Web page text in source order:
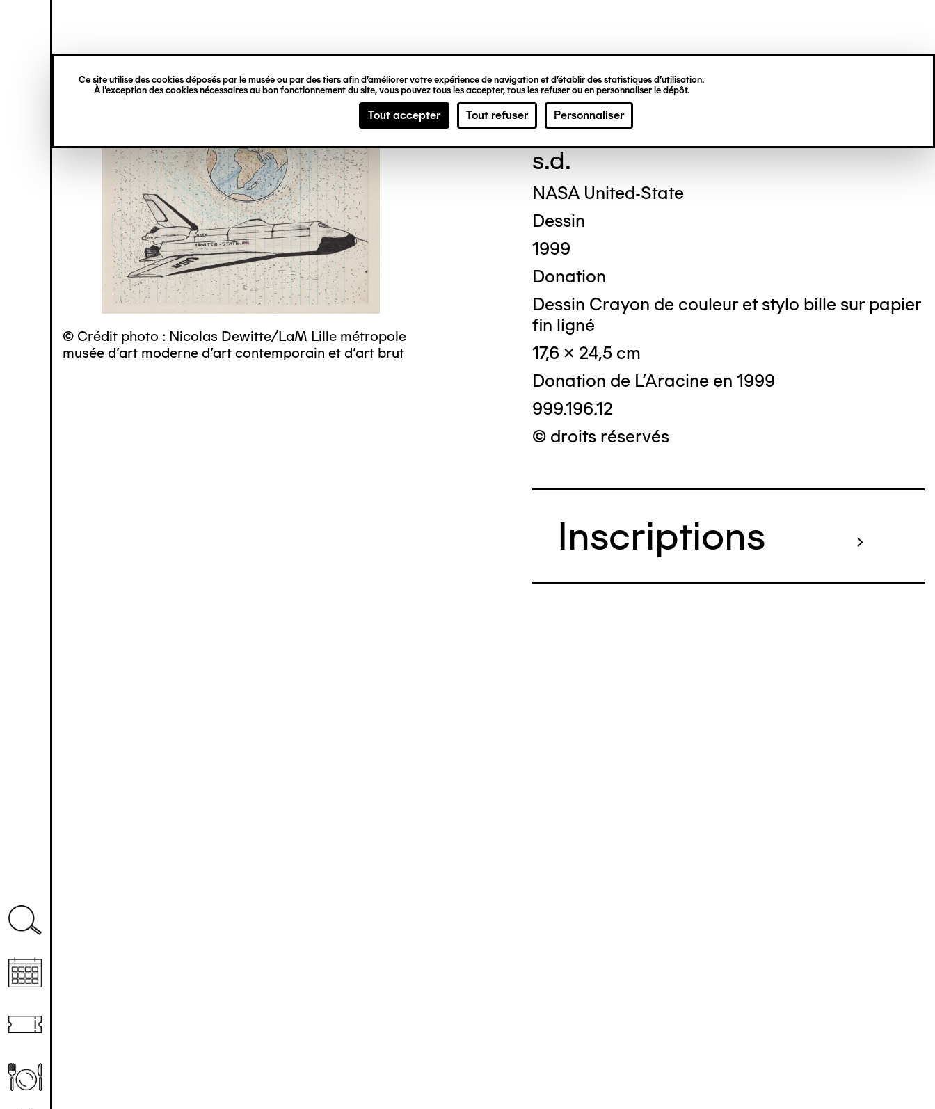
Ce site utilise des cookies déposés par le musée ou par des tiers afin d’améliorer votre expérience de navigation et d’établir des statistiques d’utilisation.
À l’exception des cookies nécessaires au bon fonctionnement du site, vous pouvez tous les accepter, tous les refuser ou en personnaliser le dépôt.
Tout accepter Tout refuser Personnaliser
principal
verticale
© Crédit photo : Nicolas Dewitte/LaM Lille métropole
musée d’art moderne d’art contemporain et d’art brut
Titus MATIYANE
s.d.
NASA United-State
Dessin
1999
Donation
Dessin Crayon de couleur et stylo bille sur papier
fin ligné
17,6 x 24,5 cm
Donation de L'Aracine en 1999
999.196.12
© droits réservés
Inscriptions